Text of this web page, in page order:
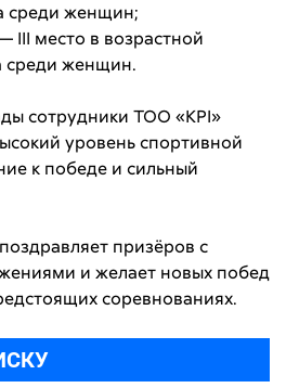
среди женщин;
III место в возрастной
среди женщин.
сотрудники ТОО «KPI»
уровень спортивной
к победе и сильный
призёров с
и желает новых побед
соревнованиях.